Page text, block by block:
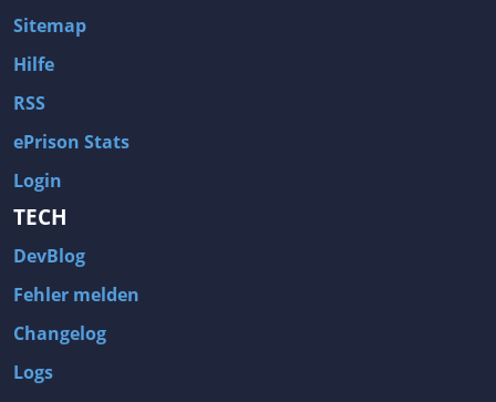
Sitemap
Hilfe
RSS
ePrison Stats
Login
TECH
DevBlog
Fehler melden
Changelog
Logs